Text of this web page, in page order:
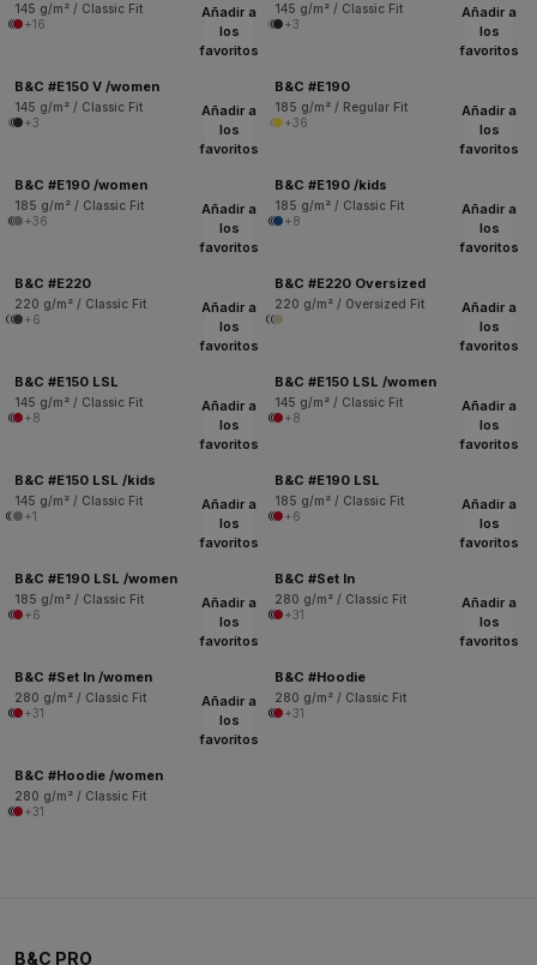
145 g/m² / Classic Fit
+16
145 g/m² / Classic Fit
+3
Añadir a
los
favoritos
B&C #E150 V /women
145 g/m² / Classic Fit
+3
Añadir a
los
favoritos
B&C #E190
185 g/m² / Regular Fit
+36
Añadir a
los
favoritos
B&C #E190 /women
185 g/m² / Classic Fit
+36
Añadir a
los
favoritos
B&C #E190 /kids
185 g/m² / Classic Fit
+8
Añadir a
los
favoritos
B&C #E220
220 g/m² / Classic Fit
+6
Añadir a
los
favoritos
B&C #E220 Oversized
220 g/m² / Oversized Fit
Añadir a
los
favoritos
B&C #E150 LSL
145 g/m² / Classic Fit
+8
Añadir a
los
favoritos
B&C #E150 LSL /women
145 g/m² / Classic Fit
+8
Añadir a
los
favoritos
B&C #E150 LSL /kids
145 g/m² / Classic Fit
+1
Añadir a
los
favoritos
B&C #E190 LSL
185 g/m² / Classic Fit
+6
Añadir a
los
favoritos
B&C #E190 LSL /women
185 g/m² / Classic Fit
+6
Añadir a
los
favoritos
B&C #Set In
280 g/m² / Classic Fit
+31
Añadir a
los
favoritos
B&C #Set In /women
280 g/m² / Classic Fit
+31
Añadir a
los
favoritos
B&C #Hoodie
280 g/m² / Classic Fit
+31
Añadir a
los
favoritos
B&C #Hoodie /women
280 g/m² / Classic Fit
+31
B&C PRO